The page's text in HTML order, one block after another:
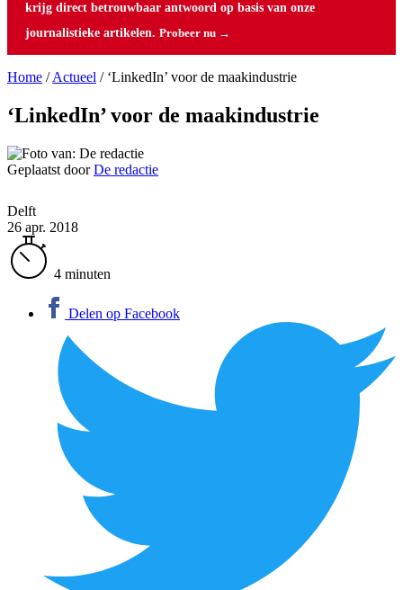
krijg direct betrouwbaar antwoord op basis van onze
journalistieke artikelen. Probeer nu →
Home /Actueel / ‘LinkedIn’ voor de maakindustrie
‘LinkedIn’ voor de maakindustrie
Geplaatst doorDe redactie
Delft
26 apr. 2018
4 minuten
Delen op Facebook